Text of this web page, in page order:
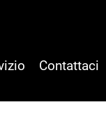
Contattaci